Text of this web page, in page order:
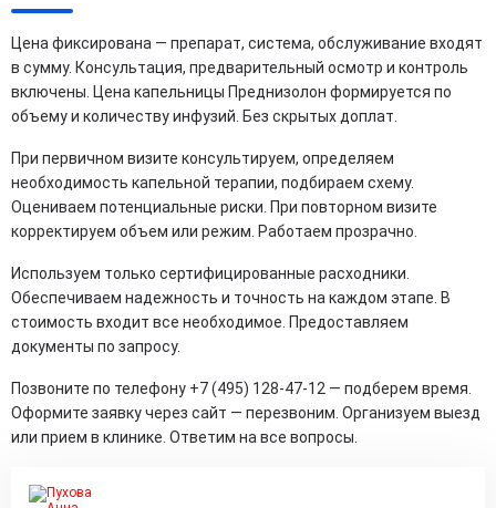
Цена фиксирована — препарат, система, обслуживание входят
в сумму. Консультация, предварительный осмотр и контроль
включены. Цена капельницы Преднизолон формируется по
объему и количеству инфузий. Без скрытых доплат.
При первичном визите консультируем, определяем
необходимость капельной терапии, подбираем схему.
Оцениваем потенциальные риски. При повторном визите
корректируем объем или режим. Работаем прозрачно.
Используем только сертифицированные расходники.
Обеспечиваем надежность и точность на каждом этапе. В
стоимость входит все необходимое. Предоставляем
документы по запросу.
Позвоните по телефону +7 (495) 128-47-12 — подберем время.
Оформите заявку через сайт — перезвоним. Организуем выезд
или прием в клинике. Ответим на все вопросы.